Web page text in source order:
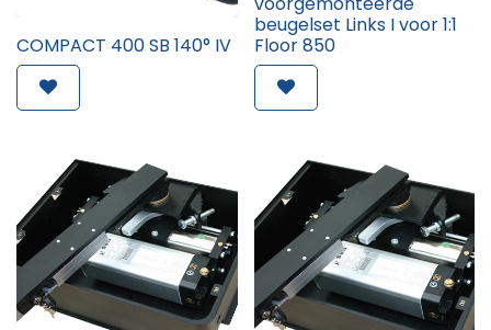
COMPACT 400 SB 140° IV
beugelset Links I voor 1:1
Floor 850